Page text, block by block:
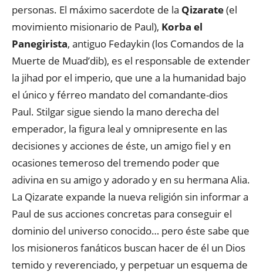
personas. El máximo sacerdote de la Qizarate(el
movimiento misionario de Paul), Korba el
Panegirista, antiguo Fedaykin (los Comandos de la
Muerte de Muad’dib), es el responsable de extender
la jihad por el imperio, que une a la humanidad bajo
el único y férreo mandato del comandante-dios
Paul. Stilgar sigue siendo la mano derecha del
emperador, la figura leal y omnipresente en las
decisiones y acciones de éste, un amigo fiel y en
ocasiones temeroso del tremendo poder que
adivina en su amigo y adorado y en su hermana Alia.
La Qizarate expande la nueva religión sin informar a
Paul de sus acciones concretas para conseguir el
dominio del universo conocido… pero éste sabe que
los misioneros fanáticos buscan hacer de él un Dios
temido y reverenciado, y perpetuar un esquema de